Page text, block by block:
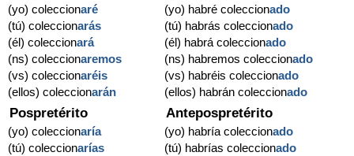
(yo) coleccionaré
(tú) coleccionarás
(él) coleccionará
(ns) coleccionaremos
(vs) coleccionaréis
(ellos) coleccionarán
(yo) habré coleccionado
(tú) habrás coleccionado
(él) habrá coleccionado
(ns) habremos coleccionado
(vs) habréis coleccionado
(ellos) habrán coleccionado
Pospretérito
(yo) coleccionaría
(tú) coleccionarías
Antepospretérito
(yo) habría coleccionado
(tú) habrías coleccionado